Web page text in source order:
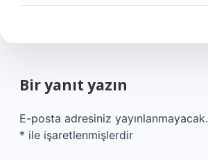
Bir yanıt yazın
E-posta adresiniz yayınlanmayacak.
* ile işaretlenmişlerdir